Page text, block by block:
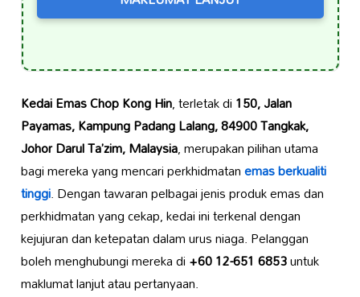
Kedai Emas Chop Kong Hin, terletak di150, Jalan
Payamas, Kampung Padang Lalang, 84900 Tangkak,
Johor Darul Ta’zim, Malaysia, merupakan pilihan utama
bagi mereka yang mencari perkhidmatanemas berkualiti
tinggi. Dengan tawaran pelbagai jenis produk emas dan
perkhidmatan yang cekap, kedai ini terkenal dengan
kejujuran dan ketepatan dalam urus niaga. Pelanggan
boleh menghubungi mereka di+60 12-651 6853untuk
maklumat lanjut atau pertanyaan.